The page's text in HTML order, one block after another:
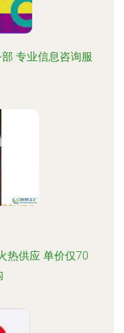
专业信息咨询服
热供应 单价仅70